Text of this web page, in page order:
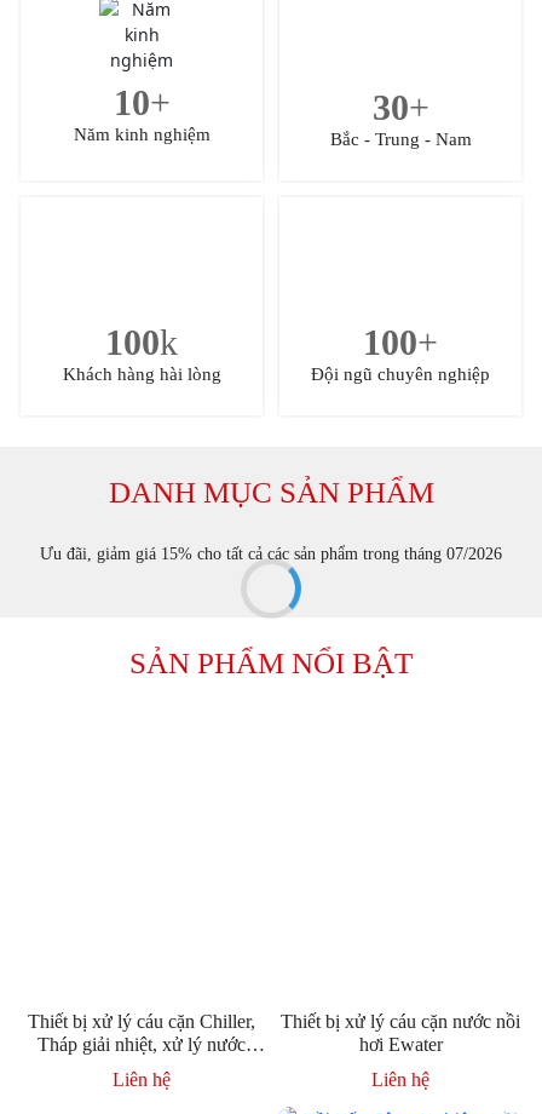
10+
Năm kinh nghiệm
30+
Bắc - Trung - Nam
100k
Khách hàng hài lòng
100+
Đội ngũ chuyên nghiệp
DANH MỤC SẢN PHẨM
Ưu đãi, giảm giá 15% cho tất cả các sản phẩm trong tháng 07/2026
SẢN PHẨM NỔI BẬT
Thiết bị xử lý cáu cặn Chiller,
Tháp giải nhiệt, xử lý nước
công nghiệp
Liên hệ
Thiết bị xử lý cáu cặn nước nồi
hơi Ewater
Liên hệ